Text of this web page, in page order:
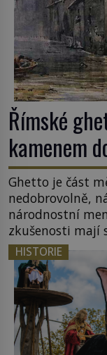
Římské
kamenem
Ghetto je část
nedobrovolně,
národnostní
zkušenosti mají
středověku jsou
nějakém žít.
ghetto
k Židům,
HISTORIE